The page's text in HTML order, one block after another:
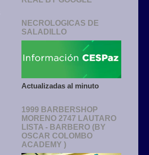
NECROLOGICAS DE
SALADILLO
Actualizadas al minuto
1999 BARBERSHOP
MORENO 2747 LAUTARO
LISTA - BARBERO (BY
OSCAR COLOMBO
ACADEMY )